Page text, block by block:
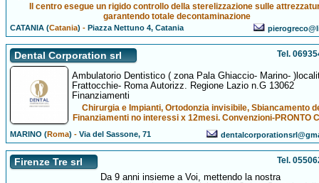
Il centro esegue un rigido controllo della sterelizzazione sulle
garantendo totale decontaminazione
CATANIA (Catania) -Piazza Nettuno 4, Catania
Dental Corporation srl Tel.
Ambulatorio Dentistico ( zona Pala Ghiaccio- Marino-
Frattocchie- Roma Autorizz. Regione Lazio n.G 13062
Finanziamenti
Chirurgia e Impianti, Ortodonzia invisibile, Sbiancamento
Finanziamenti no interessi x 12mesi. Convenzioni-PRONTO
MARINO (Roma) -Via del Sassone, 71
Firenze Tre srl Tel.
Da 9 anni insieme a Voi, mettendo la nostra